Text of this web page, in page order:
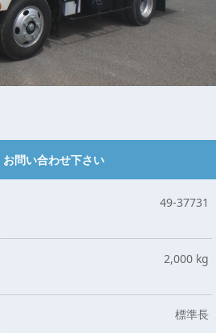
お問い合わせ下さい
49-37731
2,000 kg
標準長